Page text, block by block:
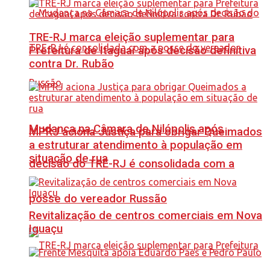
Mudança na Câmara de Nilópolis após
decisão do TRE-RJ é consolidada com a
posse do vereador Russão
TRE-RJ marca eleição suplementar para
Prefeitura de Itaguaí após decisão definitiva
contra Dr. Rubão
MPRJ aciona Justiça para obrigar Queimados
a estruturar atendimento à população em
situação de rua
Revitalização de centros comerciais em Nova
Iguaçu